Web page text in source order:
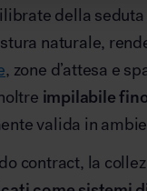
della
naturale,
, zone d’attesa e
impilabile
valida in
contract, la